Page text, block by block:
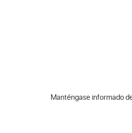
Manténgase informado